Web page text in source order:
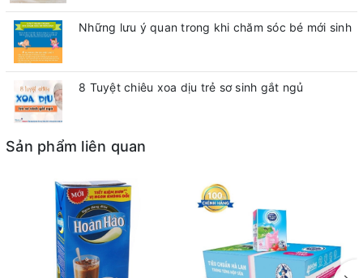
Những lưu ý quan trong khi chăm sóc bé mới sinh
8 Tuyệt chiêu xoa dịu trẻ sơ sinh gắt ngủ
Sản phẩm liên quan